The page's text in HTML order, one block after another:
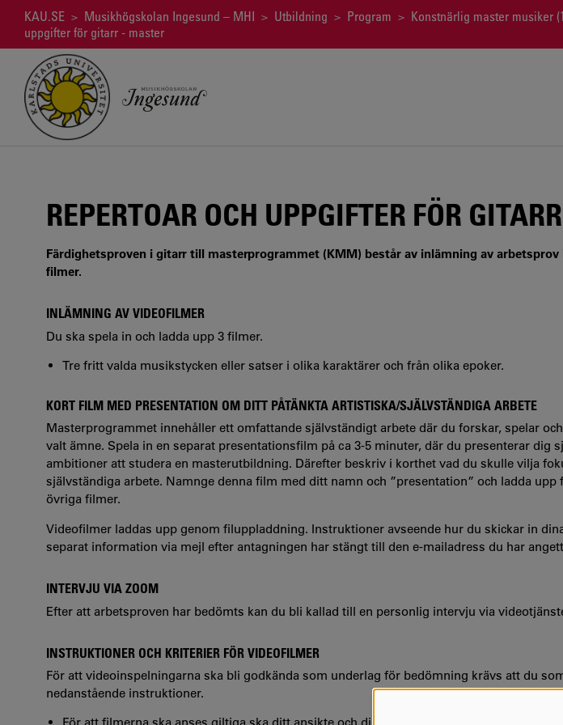
Hoppa
huvudinnehåll
Länkstig
KAU.SE > Musikhögskolan Ingesund – MHI > Utbildning > Program > Konstnärlig master musiker
uppgifter för gitarr - master
REPERTOAR OCH UPPGIFTER FÖR
Färdighetsproven i gitarr till masterprogrammet (KMM) består av inlämning av arbetsprov
filmer.
INLÄMNING AV VIDEOFILMER
Du ska spela in och ladda upp 3 filmer.
Tre fritt valda musikstycken eller satser i olika karaktärer och från olika epoker.
KORT FILM MED PRESENTATION OM DITT PÅTÄNKTA ARTISTISKA/SJÄLVSTÄNDIGA ARBETE
Masterprogrammet innehåller ett omfattande självständigt arbete där du forskar, spelar
valt ämne. Spela in en separat presentationsfilm på ca 3-5 minuter, där du presenterar dig
ambitioner att studera en masterutbildning. Därefter beskriv i korthet vad du skulle vilja
självständiga arbete. Namnge denna film med ditt namn och ”presentation” och ladda
övriga filmer.
Videofilmer laddas upp genom filuppladdning. Instruktioner avseende hur du skickar in
separat information via mejl efter antagningen har stängt till den e-mailadress du har
INTERVJU VIA ZOOM
Efter att arbetsproven har bedömts kan du bli kallad till en personlig intervju via
INSTRUKTIONER OCH KRITERIER FÖR VIDEOFILMER
För att videoinspelningarna ska bli godkända som underlag för bedömning krävs att du
nedanstående instruktioner.